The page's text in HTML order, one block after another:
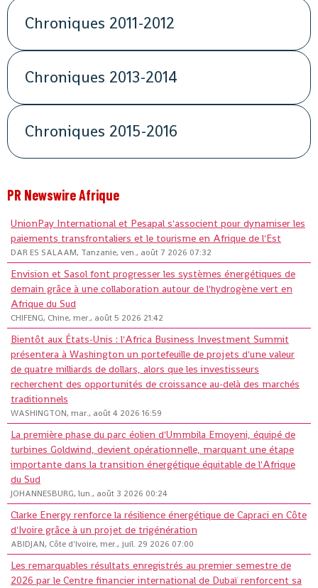
Chroniques 2011-2012
Chroniques 2013-2014
Chroniques 2015-2016
PR Newswire Afrique
UnionPay International et Pesapal s'associent pour dynamiser les
paiements transfrontaliers et le tourisme en Afrique de l'Est
DAR ES SALAAM, Tanzanie, ven., août 7 2026 07:32
Envision et Sasol font progresser les systèmes énergétiques de
demain grâce à une collaboration autour de l'hydrogène vert en
Afrique du Sud
CHIFENG, Chine, mer., août 5 2026 21:42
Bientôt aux États-Unis : l'Africa Business Investment Summit
présentera à Washington un portefeuille de projets d'une valeur
de quatre milliards de dollars, alors que les investisseurs
recherchent des opportunités de croissance au-delà des marchés
traditionnels
WASHINGTON, mar., août 4 2026 16:59
La première phase du parc éolien d'Ummbila Emoyeni, équipé de
turbines Goldwind, devient opérationnelle, marquant une étape
importante dans la transition énergétique équitable de l'Afrique
du Sud
JOHANNESBURG, lun., août 3 2026 00:24
Clarke Energy renforce la résilience énergétique de Capraci en Côte
d'Ivoire grâce à un projet de trigénération
ABIDJAN, Côte d'Ivoire, mer., juil. 29 2026 07:00
Les remarquables résultats enregistrés au premier semestre de
2026 par le Centre financier international de Dubaï renforcent sa